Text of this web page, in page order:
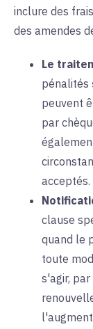
inclure des
des amendes
Le
pénalités
peuvent
par
acceptés.
clause
quand le
toute
s'agir,